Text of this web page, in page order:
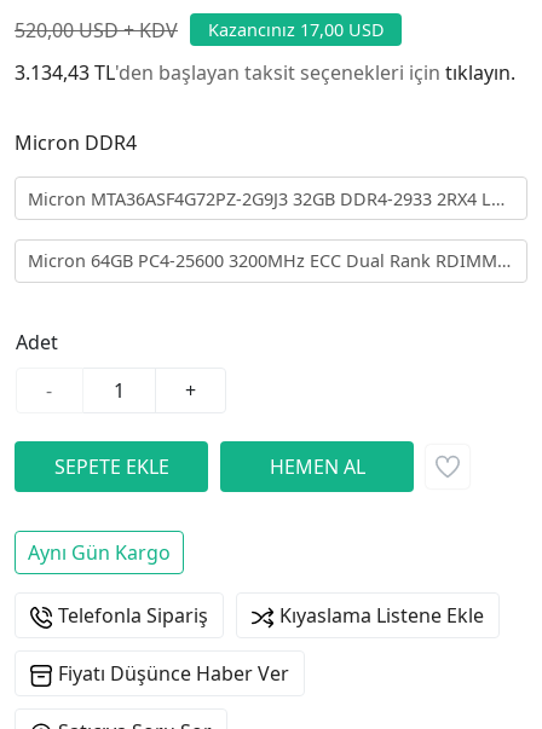
520,00 USD + KDV Kazancınız 17,00 USD
3.134,43 TL'den başlayan taksit seçenekleri için tıklayın.
Micron DDR4
Micron MTA36ASF4G72PZ-2G9J3 32GB DDR4-2933 2RX4 LP
ECC RDIMM
Micron 64GB PC4-25600 3200MHz ECC Dual Rank RDIMM
Memory MTA36ASF8G72PZ
Adet
-
+
Aynı Gün Kargo
Telefonla Sipariş Kıyaslama Listene Ekle
Fiyatı Düşünce Haber Ver